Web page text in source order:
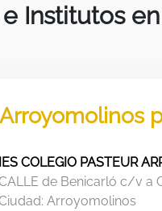
e Institutos
IES COLEGIO PASTEUR
de Benicarló c/v a
Arroyomolinos